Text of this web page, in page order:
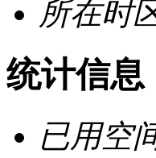
所在时
统计信息
已用空